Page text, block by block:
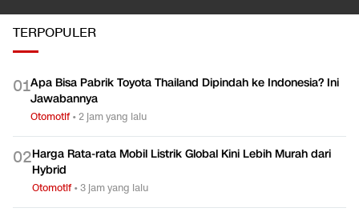
TERPOPULER
01Apa Bisa Pabrik Toyota Thailand Dipindah ke Indonesia? Ini
Jawabannya
Otomotif•2 jam yang lalu
02Harga Rata-rata Mobil Listrik Global Kini Lebih Murah dari
Hybrid
Otomotif•3 jam yang lalu